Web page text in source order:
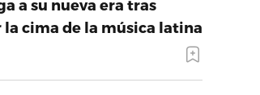
a su nueva era tras
cima de la música latina